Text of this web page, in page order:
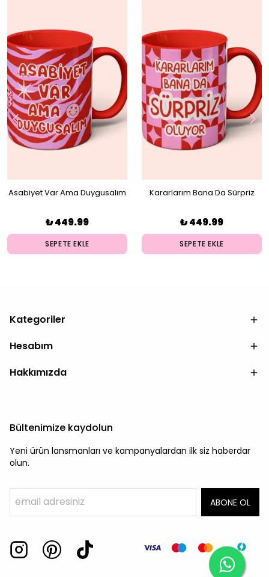
Asabiyet Var Ama Duygusalım
₺ 449.99
SEPETE EKLE
Kararlarım Bana Da Sürpriz
₺ 449.99
SEPETE EKLE
Kategoriler
Hesabım
Hakkımızda
Bültenimize kaydolun
Yeni ürün lansmanları ve kampanyalardan ilk siz haberdar
olun.
ABONE OL